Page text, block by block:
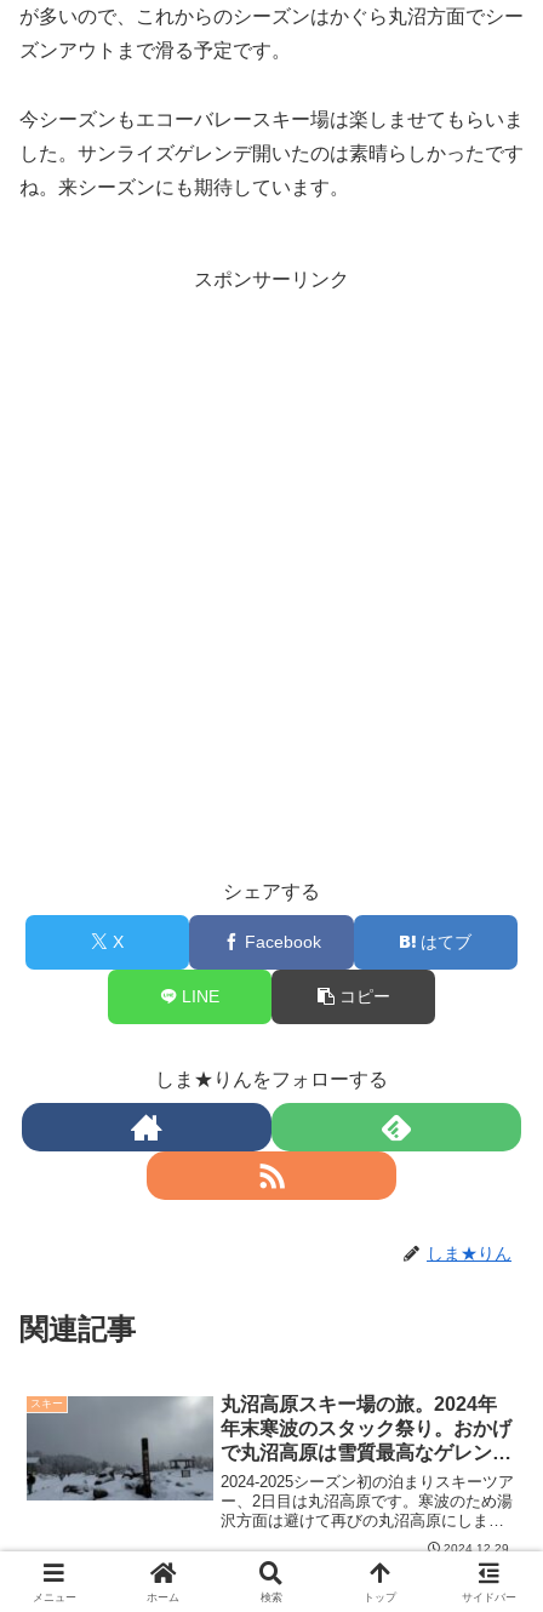
が多いので、これからのシーズンはかぐら丸沼方面でシー
ズンアウトまで滑る予定です。
今シーズンもエコーバレースキー場は楽しませてもらいま
した。サンライズゲレンデ開いたのは素晴らしかったです
ね。来シーズンにも期待しています。
スポンサーリンク
シェアする
X Facebook はてブ
LINE コピー
しま★りんをフォローする
しま★りん
関連記事
スキー
丸沼高原スキー場の旅。2024年
年末寒波のスタック祭り。おかげ
で丸沼高原は雪質最高なゲレンデ
だった。
2024-2025シーズン初の泊まりスキーツア
ー、2日目は丸沼高原です。寒波のため湯
沢方面は避けて再びの丸沼高原にしまし
た。雪質良かったし空いてたし、とても
楽しく滑ることができました。朝の沼田
街道、片品付近のスタック祭りは大変で
した。
2024.12.29
スキー
湯の丸スキー場の旅。毎度のこと
メニュー ホーム 検索 トップ サイドバー